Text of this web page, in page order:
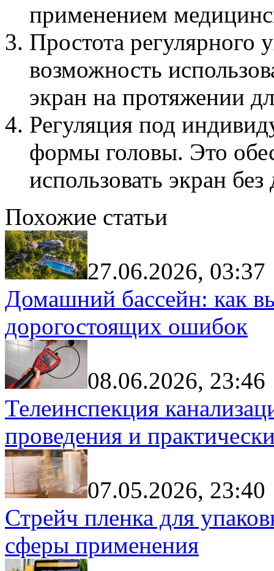
применением
Простота регулярного
возможность
экран на протяжении
Регуляция под
формы головы. Это
использовать экран
Похожие статьи
27.06.2026, 03:37
Домашний бассейн: как
дорогостоящих ошибок
08.06.2026, 23:46
Телеинспекция
проведения и
07.05.2026, 23:40
Стрейч пленка для
сферы применения